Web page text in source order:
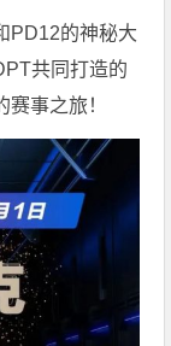
PD12的神秘大
共同打造的
事之旅！